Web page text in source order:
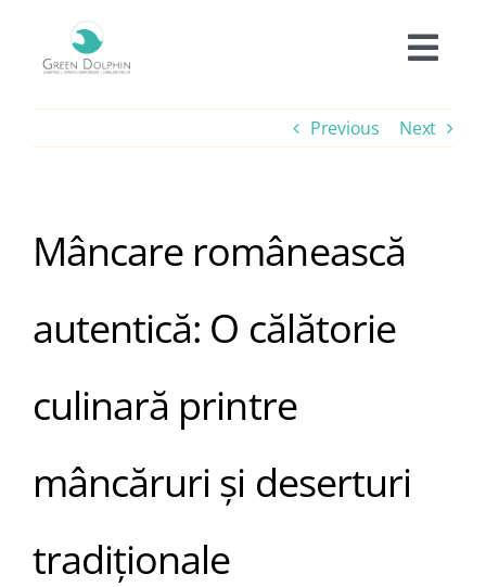
content
Oferte
Experiențe
Facilități
Informații
Blog
Previous Next
Mâncare românească
autentică: O călătorie
culinară printre
mâncăruri și deserturi
tradiționale